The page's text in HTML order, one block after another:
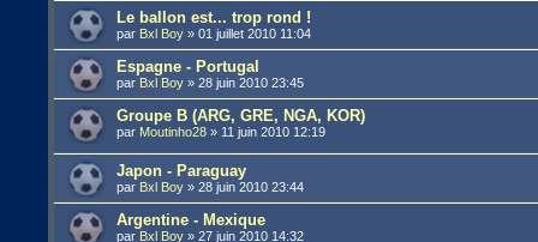
Le ballon est... trop rond !
par Bxl Boy »01 juillet 2010 11:04
Espagne - Portugal
par Bxl Boy »28 juin 2010 23:45
Groupe B (ARG, GRE, NGA, KOR)
par Moutinho28 » 11 juin 2010 12:19
Japon - Paraguay
par Bxl Boy »28 juin 2010 23:44
Argentine - Mexique
par Bxl Boy »27 juin 2010 14:32